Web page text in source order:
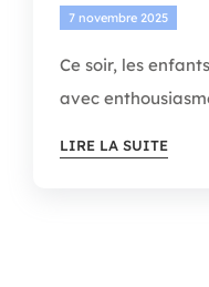
7 novembre 2025
Ce soir, les
avec
LIRE LA SUITE